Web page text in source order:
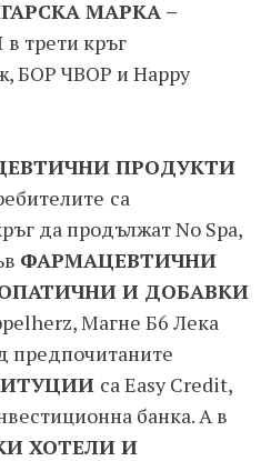
МАРКА –
в трети кръг
БОР ЧВОР и Happy
ПРОДУКТИ
са
да продължат No Spa,
ФАРМАЦЕВТИЧНИ
И ДОБАВКИ
Магне Б6 Лека
предпочитаните
са Easy Credit,
банка. А в
ХОТЕЛИ И